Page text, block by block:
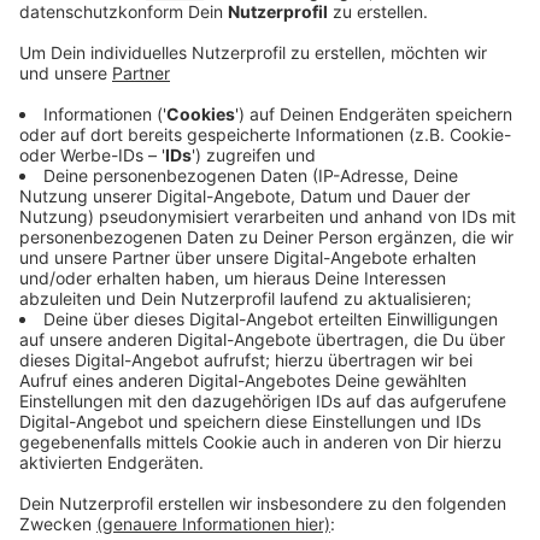
Anzeige
„Kunst gegen Krieg“ – unter diesem Motto startet der
Leverkusener Integrationsrat heute eine Kunst-
Auktion. Die Leverkusener Künstlerin Elena Büchel
kommt gebürtig aus der Ukraine und hat zwei große
Bilder auf Leinwand gemalt. Sie tragen die Titel
„Kindertränen“ und „Hoffnung“. Sie sind 1 Meter mal
1,20 Meter groß und in den ukrainischen Farben blau
und gelb gehalten. Das Startgebot für beide Bilder
liegt bei 400 Euro. Die Auktion läuft noch bis zum 4.
April. Gebote können unter der Telefonnummer 0178
6340847 und über die E-Mail-Adresse
integralev@yahoo.com abgegeben werden.
Anzeige